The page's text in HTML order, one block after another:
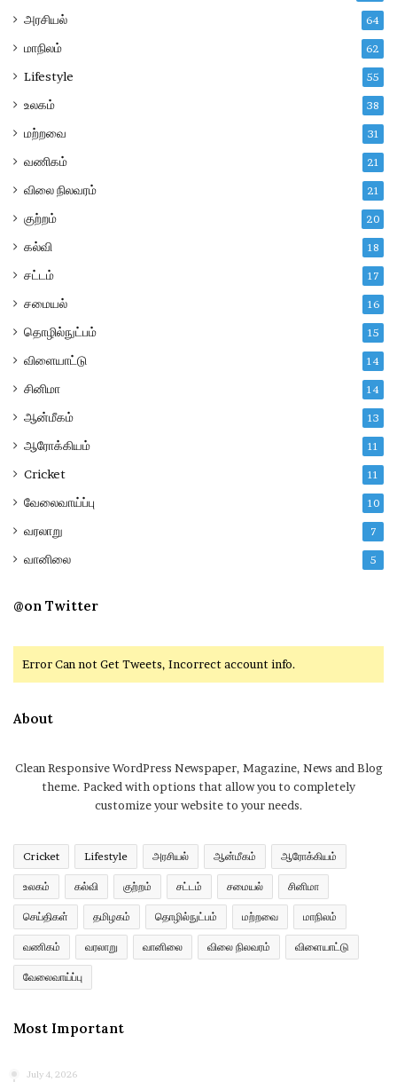
அரசியல் 64
மாநிலம் 62
Lifestyle 55
உலகம் 38
மற்றவை 31
வணிகம் 21
விலை நிலவரம் 21
குற்றம் 20
கல்வி 18
சட்டம் 17
சமையல் 16
தொழில்நுட்பம் 15
விளையாட்டு 14
சினிமா 14
ஆன்மீகம் 13
ஆரோக்கியம் 11
Cricket 11
வேலைவாய்ப்பு 10
வரலாறு 7
வானிலை 5
@on Twitter
Error Can not Get Tweets, Incorrect account info.
About
Clean Responsive WordPress Newspaper, Magazine, News and Blog
theme. Packed with options that allow you to completely
customize your website to your needs.
Cricket Lifestyle அரசியல் ஆன்மீகம் ஆரோக்கியம்
உலகம் கல்வி குற்றம் சட்டம் சமையல் சினிமா
செய்திகள் தமிழகம் தொழில்நுட்பம் மற்றவை மாநிலம்
வணிகம் வரலாறு வானிலை விலை நிலவரம் விளையாட்டு
வேலைவாய்ப்பு
Most Important
July 4, 2026